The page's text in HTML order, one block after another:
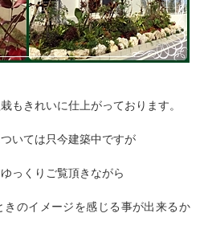
もきれいに仕上がっております。
いては只今建築中ですが
っくりご覧頂きながら
のイメージを感じる事が出来るか